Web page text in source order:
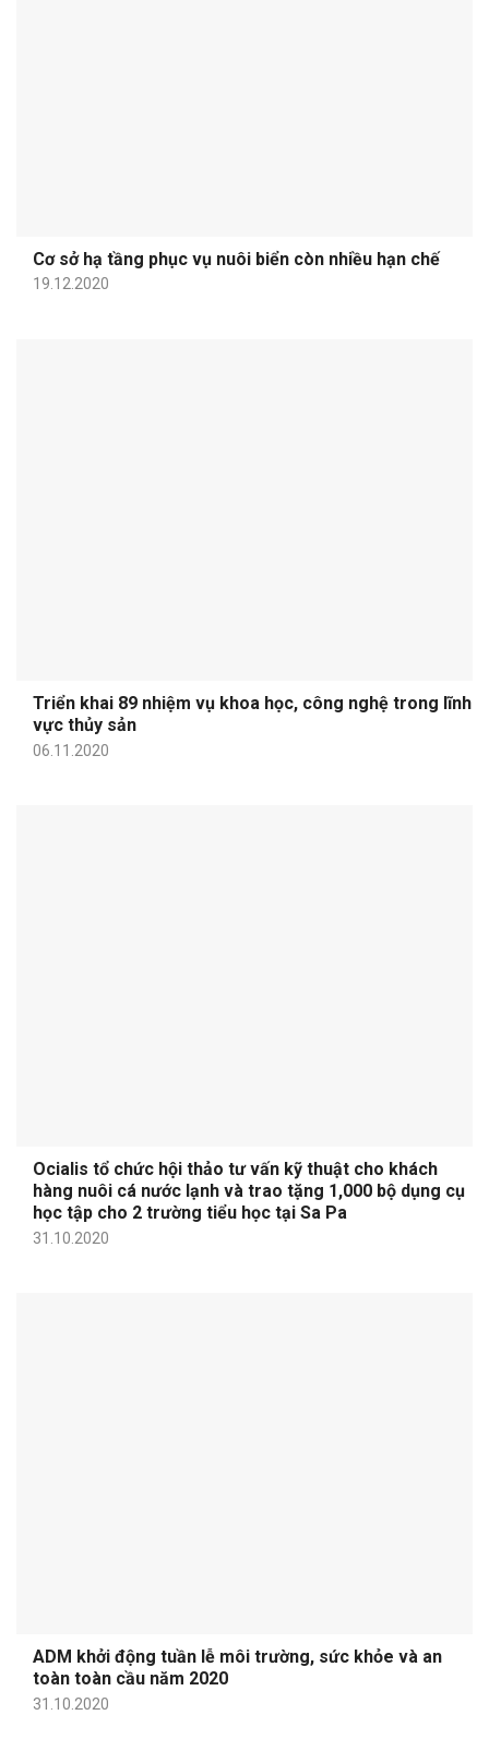
Cơ sở hạ tầng phục vụ nuôi biển còn nhiều hạn chế
19.12.2020
Triển khai 89 nhiệm vụ khoa học, công nghệ trong lĩnh
vực thủy sản
06.11.2020
Ocialis tổ chức hội thảo tư vấn kỹ thuật cho khách
hàng nuôi cá nước lạnh và trao tặng 1,000 bộ dụng cụ
học tập cho 2 trường tiểu học tại Sa Pa
31.10.2020
ADM khởi động tuần lễ môi trường, sức khỏe và an
toàn toàn cầu năm 2020
31.10.2020